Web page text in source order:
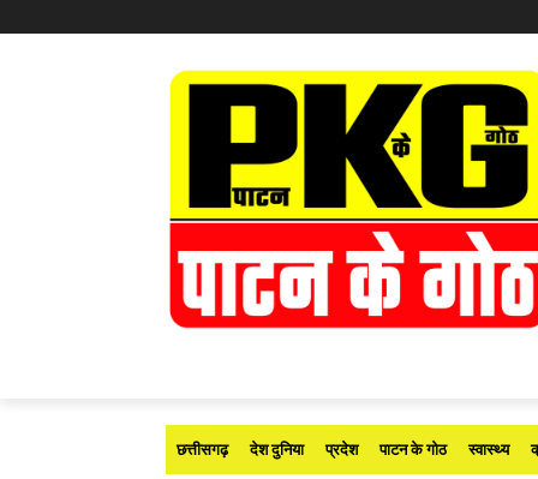
छत्तीसगढ़ देश दुनिया प्रदेश पाटन के गोठ स्वास्थ्य